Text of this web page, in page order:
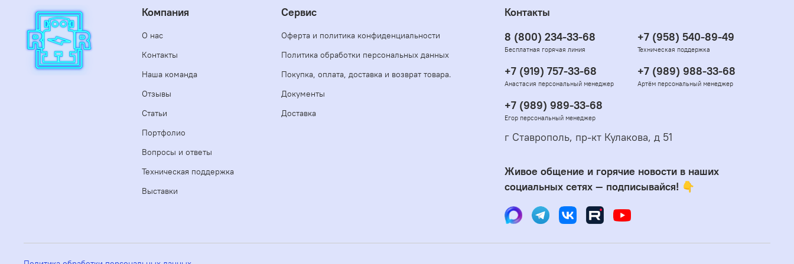
Компания
О нас
Контакты
Наша команда
Отзывы
Статьи
Портфолио
Вопросы и ответы
Техническая поддержка
Выставки
Сервис
Оферта и политика конфиденциальности
Политика обработки персональных данных
Покупка, оплата, доставка и возврат товара.
Документы
Доставка
Контакты
8 (800) 234-33-68
Бесплатная горячая линия
+7 (958) 540-89-49
Техническая поддержка
+7 (919) 757-33-68
Анастасия персональный менеджер
+7 (989) 988-33-68
Артём персональный менеджер
+7 (989) 989-33-68
Егор персональный менеджер
г Ставрополь, пр-кт Кулакова, д 51
Живое общение и горячие новости в наших
социальных сетях — подписывайся! 👇